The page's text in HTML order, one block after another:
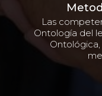
Las
Ontología del